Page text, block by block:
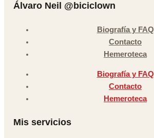
Álvaro Neil @biciclown
Biografía y FAQ
Contacto
Hemeroteca
Biografía y FAQ
Contacto
Hemeroteca
Mis servicios